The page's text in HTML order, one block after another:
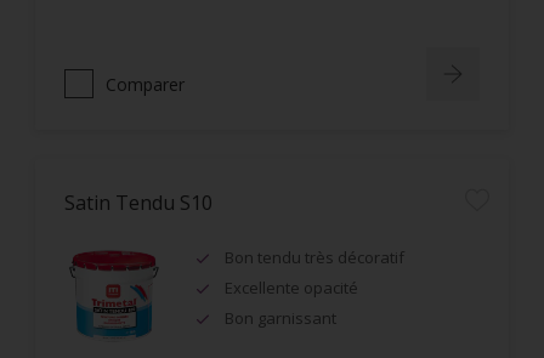
Comparer
Satin Tendu S10
Bon tendu très décoratif
Excellente opacité
Bon garnissant